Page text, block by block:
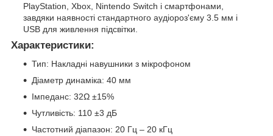
PlayStation, Xbox, Nintendo Switch і смартфонами,
завдяки наявності стандартного аудіороз'єму 3.5 мм і
USB для живлення підсвітки.
Характеристики:
Тип: Накладні навушники з мікрофоном
Діаметр динаміка: 40 мм
Імпеданс: 32Ω ±15%
Чутливість: 110 ±3 дБ
Частотний діапазон: 20 Гц – 20 кГц